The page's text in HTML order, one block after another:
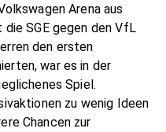
Arena aus
SGE gegen den VfL
den ersten
war es in der
Spiel.
zu wenig Ideen
Chancen zur